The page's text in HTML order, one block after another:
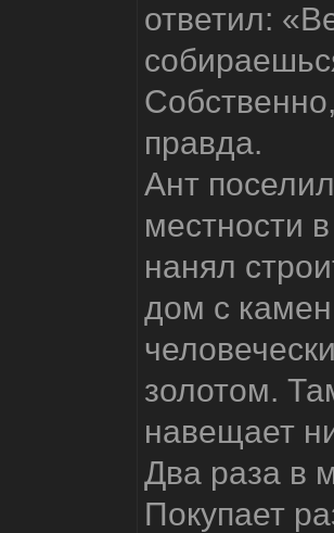
ответил:
правда.
Ант
местности
нанял
дом с
золотом.
навещает
Два раза в
Покупает